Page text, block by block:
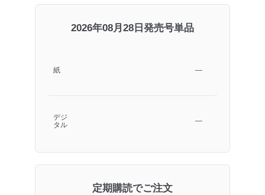
2026年08月28日発売号単品
紙 ―
デジ
タル
―
定期購読でご注文